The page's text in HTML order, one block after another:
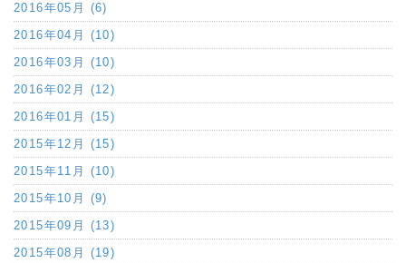
2016年05月 (6)
2016年04月 (10)
2016年03月 (10)
2016年02月 (12)
2016年01月 (15)
2015年12月 (15)
2015年11月 (10)
2015年10月 (9)
2015年09月 (13)
2015年08月 (19)